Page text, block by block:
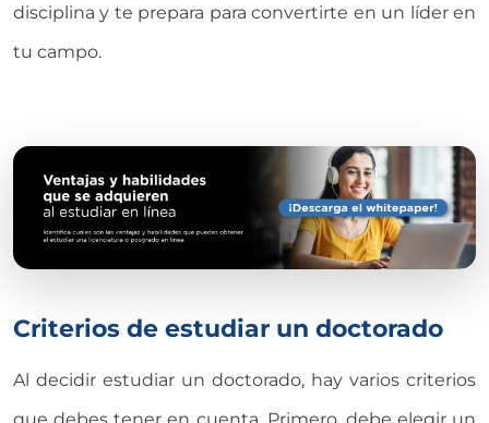
disciplina y te prepara para convertirte en un líder en
tu campo.
Criterios de estudiar un doctorado
Al decidir estudiar un doctorado, hay varios criterios